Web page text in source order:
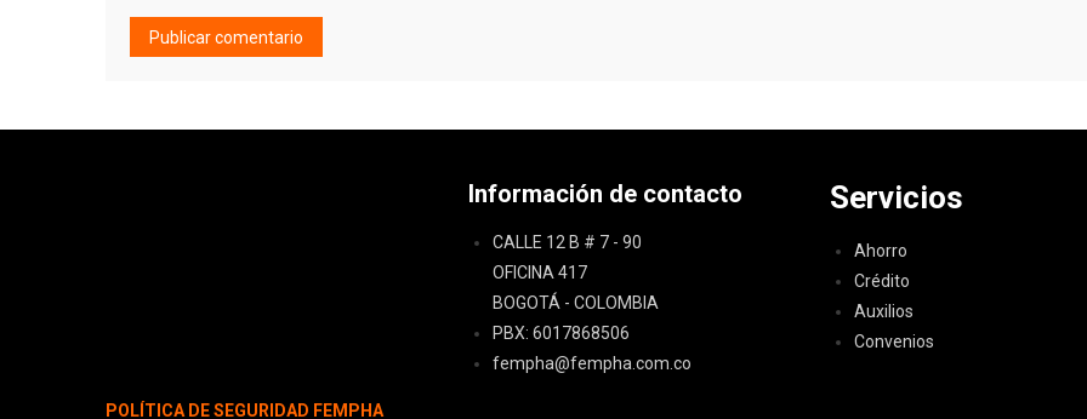
POLÍTICA DE SEGURIDAD FEMPHA
Información de contacto
CALLE 12 B # 7 - 90
OFICINA 417
BOGOTÁ - COLOMBIA
PBX: 6017868506
fempha@fempha.com.co
Servicios
Ahorro
Crédito
Auxilios
Convenios